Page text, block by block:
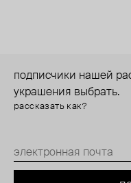
подписчики нашей
украшения выбрать.
рассказать как?